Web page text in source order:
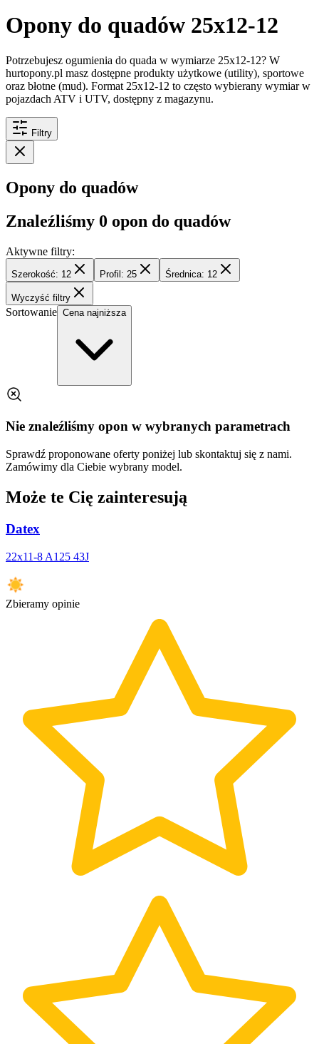
Opony do quadów 25x12-12
Potrzebujesz ogumienia do quada w wymiarze 25x12-12? W
hurtopony.pl masz dostępne produkty użytkowe (utility), sportowe
oraz błotne (mud). Format 25x12-12 to często wybierany wymiar w
pojazdach ATV i UTV, dostępny z magazynu.
Filtry
Opony do quadów
Znaleźliśmy 0 opon do quadów
Aktywne filtry:
Szerokość: 12 Profil: 25 Średnica: 12
Wyczyść filtry
Sortowanie Cena najniższa
Nie znaleźliśmy opon w wybranych parametrach
Sprawdź proponowane oferty poniżej lub skontaktuj się z nami.
Zamówimy dla Ciebie wybrany model.
Może te Cię zainteresują
Datex
22x11-8 A125 43J
Zbieramy opinie